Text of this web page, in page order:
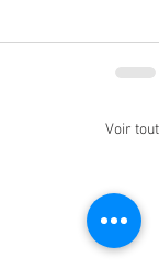
Voir tout